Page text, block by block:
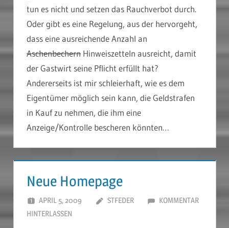
tun es nicht und setzen das Rauchverbot durch.
Oder gibt es eine Regelung, aus der hervorgeht,
dass eine ausreichende Anzahl an
Aschenbechern Hinweiszetteln ausreicht, damit
der Gastwirt seine Pflicht erfüllt hat?
Andererseits ist mir schleierhaft, wie es dem
Eigentümer möglich sein kann, die Geldstrafen
in Kauf zu nehmen, die ihm eine
Anzeige/Kontrolle bescheren könnten…
Neue Homepage
APRIL 5, 2009 STFEDER
KOMMENTAR
HINTERLASSEN